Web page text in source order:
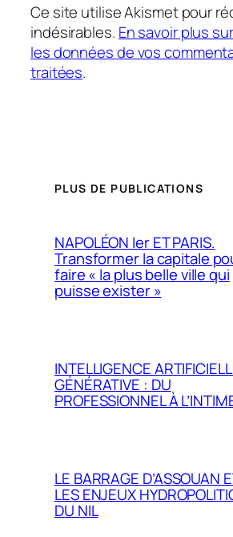
Ce site utilise Akismet pour
indésirables. En savoir plus
les données de vos
traitées.
PLUS DE PUBLICATIONS
NAPOLÉON Ier ET PARIS.
Transformer la capitale
faire « la plus belle ville qui
puisse exister »
INTELLIGENCE
GÉNÉRATIVE : DU
PROFESSIONNEL À
LE BARRAGE D’ASSOUAN
LES ENJEUX
DU NIL